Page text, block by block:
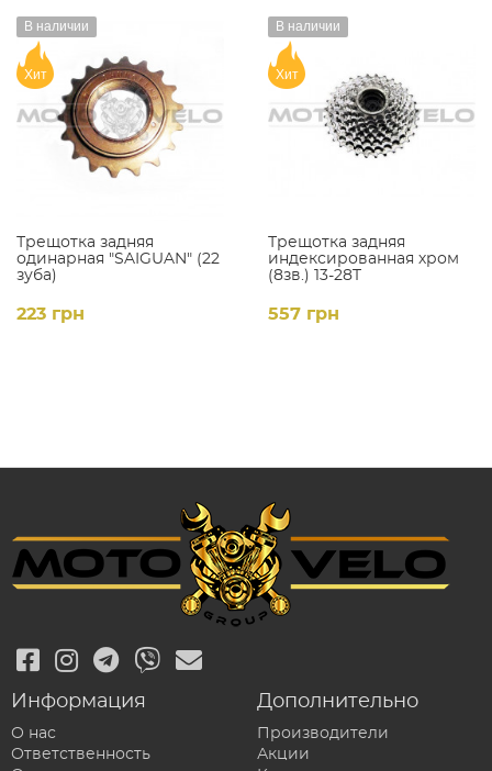
Трещотка задняя
одинарная "SAIGUAN" (22
зуба)
В наличии
Хит
223 грн
Трещотка задняя
индексированная хром
(8зв.) 13-28T
В наличии
Хит
557 грн
Информация
О нас
Ответственность
Дополнительно
Производители
Акции